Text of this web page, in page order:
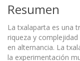
Resumen
La txalaparta es una
riqueza y
en alternancia. La
la experimentación